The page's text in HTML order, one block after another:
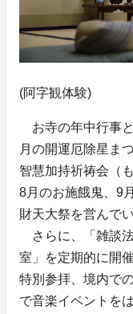
(阿字観体験)
お寺の年中行事
月の開運厄除星ま
智慧加持祈祷会（
8月のお施餓鬼、9
財天大祭を営んでい
さらに、「雑談
室」を定期的に開
特別参拝、境内で
で音楽イベントを